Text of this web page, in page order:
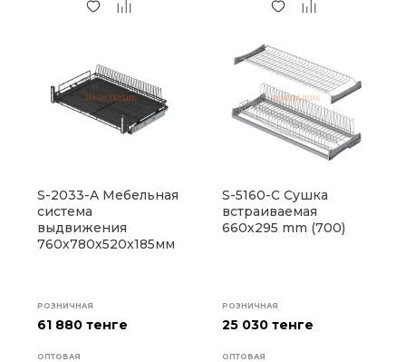
S-2033-A Мебельная
система
выдвижения
760х780х520x185мм
РОЗНИЧНАЯ
61 880 тенге
ОПТОВАЯ
S-5160-C Сушка
встраиваемая
660х295 mm (700)
РОЗНИЧНАЯ
25 030 тенге
ОПТОВАЯ